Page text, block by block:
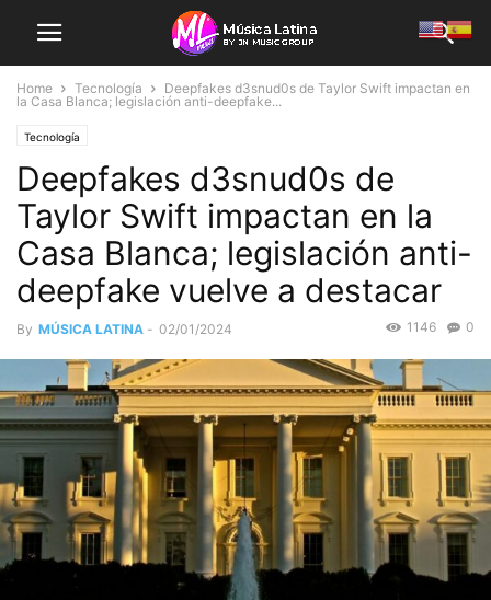
Home Tecnología
Deepfakes d3snud0s de Taylor Swift impactan en
la Casa Blanca; legislación anti-deepfake...
Tecnología
Deepfakes d3snud0s de
Taylor Swift impactan en la
Casa Blanca; legislación anti-
deepfake vuelve a destacar
By MÚSICA LATINA - 02/01/2024 0
1146